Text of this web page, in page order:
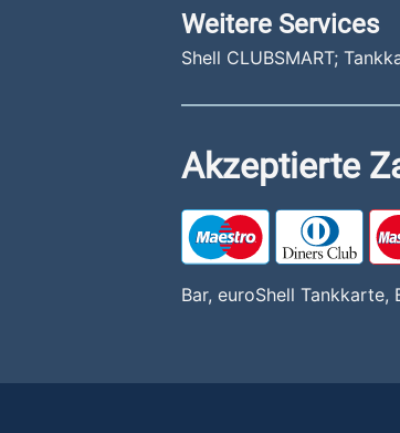
Weitere Services
Shell CLUBSMART;
Akzeptierte
Bar, euroShell Tankkarte,